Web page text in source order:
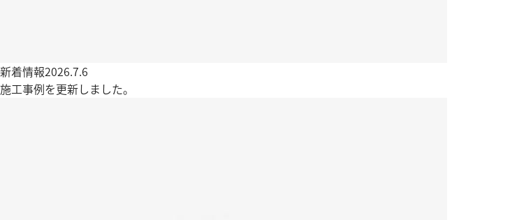
新着情報2026.7.6
施工事例を更新しました。